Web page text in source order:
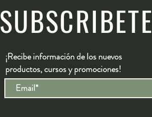
SUBSCRIBETE
¡Recibe información de los nuevos
productos, cursos y promociones!